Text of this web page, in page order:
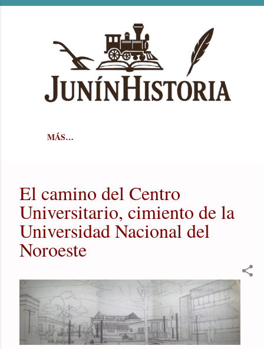
MÁS…
El camino del Centro
Universitario, cimiento de la
Universidad Nacional del
Noroeste